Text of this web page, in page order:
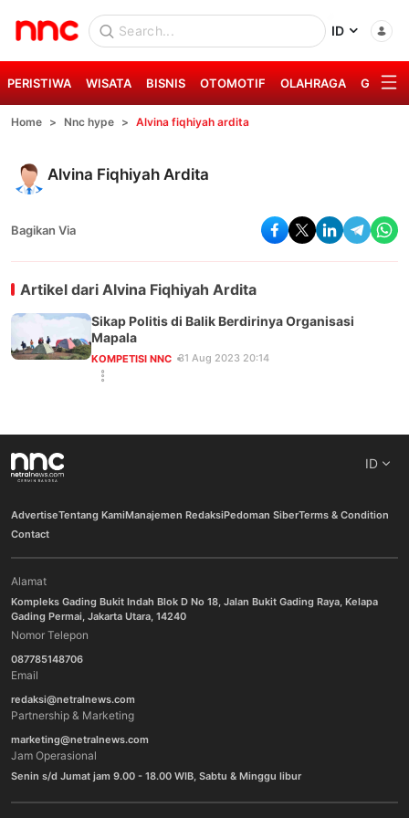
ID
PERISTIWA WISATA BISNIS OTOMOTIF OLAHRAGA GAYA
Home Nnc hype Alvina fiqhiyah ardita
Alvina Fiqhiyah Ardita
Bagikan Via
Artikel dari Alvina Fiqhiyah Ardita
Sikap Politis di Balik Berdirinya Organisasi
Mapala
KOMPETISI NNC 31 Aug 2023 20:14
ID
AdvertiseTentang KamiManajemen RedaksiPedoman SiberTerms & Condition
Contact
Alamat
Kompleks Gading Bukit Indah Blok D No 18, Jalan Bukit Gading Raya, Kelapa
Gading Permai, Jakarta Utara, 14240
Nomor Telepon
087785148706
Email
redaksi@netralnews.com
Partnership & Marketing
marketing@netralnews.com
Jam Operasional
Senin s/d Jumat jam 9.00 - 18.00 WIB, Sabtu & Minggu libur